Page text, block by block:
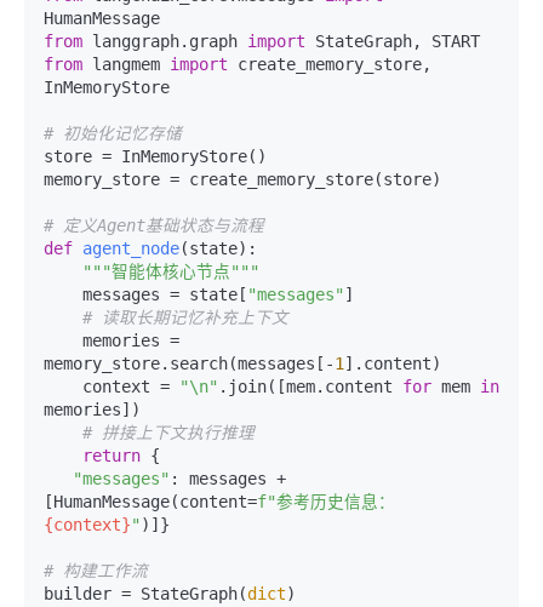
from langgraph.graph import
from langmem import create_memory_store,
InMemoryStore
# 初始化记忆存储
store = InMemoryStore()
memory_store = create_memory_store(store)
# 定义Agent基础状态与流程
def agent_node(state):
"""智能体核心节点"""
    messages = state[
"messages" ]
# 读取长期记忆补充上下文
memory_store.search(messages[-1 ].content)
    context =
"\n" .join([mem.content for mem in
memories])
# 拼接上下文执行推理
return {
"messages" : messages +
[HumanMessage(content=f"参考历史信息：
{context}" )]}
# 构建工作流
builder = StateGraph(dict)